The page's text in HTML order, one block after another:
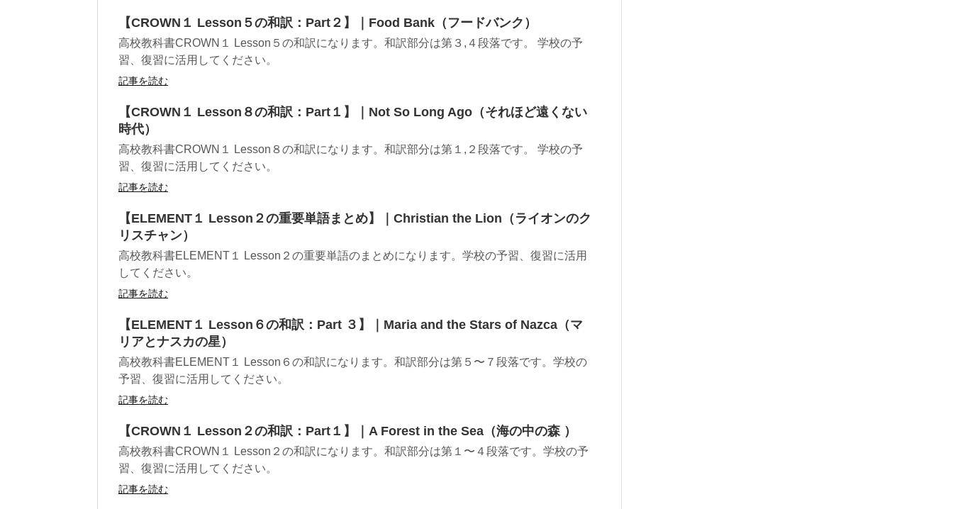
【CROWN１ Lesson５の和訳：Part２】｜Food Bank（フードバンク）
高校教科書CROWN１ Lesson５の和訳になります。和訳部分は第３,４段落です。 学校の予
習、復習に活用してください。
記事を読む
【CROWN１ Lesson８の和訳：Part１】｜Not So Long Ago（それほど遠くない
時代）
高校教科書CROWN１ Lesson８の和訳になります。和訳部分は第１,２段落です。 学校の予
習、復習に活用してください。
記事を読む
【ELEMENT１ Lesson２の重要単語まとめ】｜Christian the Lion（ライオンのク
リスチャン）
高校教科書ELEMENT１ Lesson２の重要単語のまとめになります。学校の予習、復習に活用
してください。
記事を読む
【ELEMENT１ Lesson６の和訳：Part ３】｜Maria and the Stars of Nazca（マ
リアとナスカの星）
高校教科書ELEMENT１ Lesson６の和訳になります。和訳部分は第５〜７段落です。学校の
予習、復習に活用してください。
記事を読む
【CROWN１ Lesson２の和訳：Part１】｜A Forest in the Sea（海の中の森 ）
高校教科書CROWN１ Lesson２の和訳になります。和訳部分は第１〜４段落です。学校の予
習、復習に活用してください。
記事を読む